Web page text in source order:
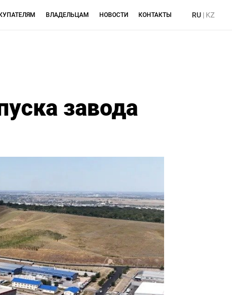
ВЛАДЕЛЬЦАМ НОВОСТИ КОНТАКТЫ RU | KZ
завода